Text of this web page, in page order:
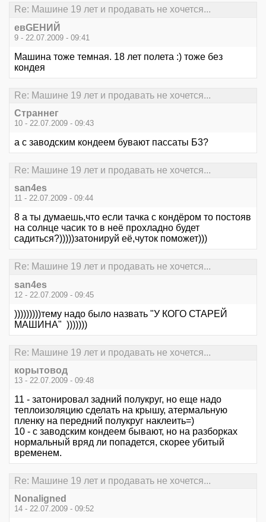
Re: Машине 19 лет и продавать не хочется...
евGЕНИЙ
9 - 22.07.2009 - 09:41
Машина тоже темная. 18 лет полета :) тоже без
кондея
Re: Машине 19 лет и продавать не хочется...
Страннег
10 - 22.07.2009 - 09:43
а с заводским кондеем бувают пассаты Б3?
Re: Машине 19 лет и продавать не хочется...
san4es
11 - 22.07.2009 - 09:44
8 а ты думаешь,что если тачка с кондёром то постояв
на солнце часик то в неё прохладно будет
садиться?)))))затонируй её,чуток поможет)))
Re: Машине 19 лет и продавать не хочется...
san4es
12 - 22.07.2009 - 09:45
)))))))))тему надо было назвать "У КОГО СТАРЕЙ
МАШИНА" )))))))
Re: Машине 19 лет и продавать не хочется...
корытовод
13 - 22.07.2009 - 09:48
11 - затонировал задний полукруг, но еще надо
теплоизоляцию сделать на крышу, атермальную
пленку на передний полукруг наклеить=)
10 - с заводским кондеем бывают, но на разборках
нормальный вряд ли попадется, скорее убитый
временем.
Re: Машине 19 лет и продавать не хочется...
Nonaligned
14 - 22.07.2009 - 09:52